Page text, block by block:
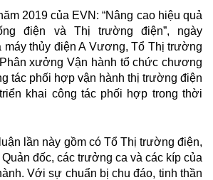
2019 của EVN: “Nâng cao hiệu quả
điện và Thị trường điện”, ngày
máy thủy điện A Vương, Tổ Thị trường
xưởng Vận hành tổ chức chương
tác phối hợp vận hành thị trường điện
khai công tác phối hợp trong thời
lần này gồm có Tổ Thị trường điện,
đốc, các trưởng ca và các kíp của
Với sự chuẩn bị chu đáo, tinh thần